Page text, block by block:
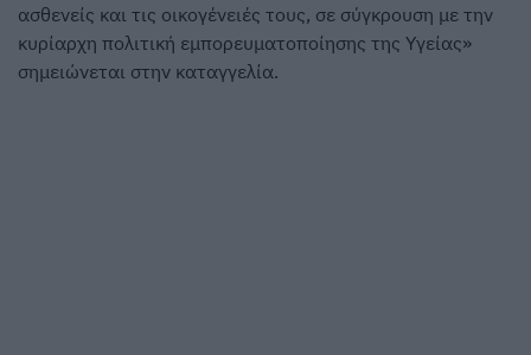
ασθενείς και τις οικογένειές τους, σε σύγκρουση με την
κυρίαρχη πολιτική εμπορευματοποίησης της Υγείας»
σημειώνεται στην καταγγελία.